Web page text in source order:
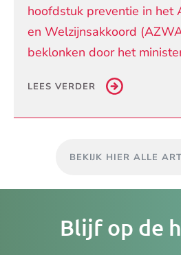
hoofdstuk preventie in het
en Welzijnsakkoord
beklonken door het
LEES VERDER
BEKIJK HIER ALLE
Blijf op de